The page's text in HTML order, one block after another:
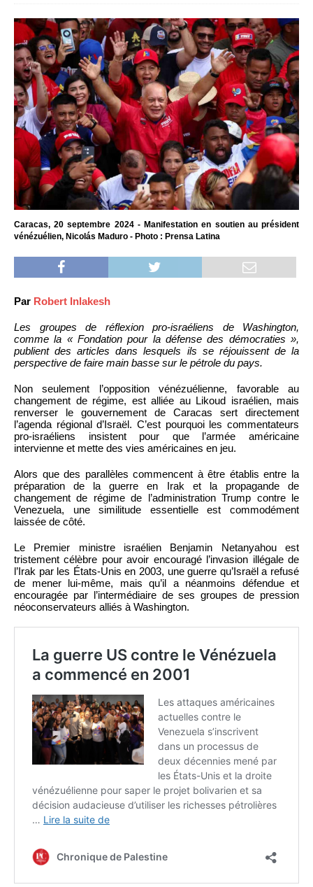
Caracas, 20 septembre 2024 - Manifestation en soutien au président
vénézuélien, Nicolás Maduro - Photo : Prensa Latina
Par Robert Inlakesh
Les groupes de réflexion pro-israéliens de Washington,
comme la « Fondation pour la défense des démocraties »,
publient des articles dans lesquels ils se réjouissent de la
perspective de faire main basse sur le pétrole du pays.
Non seulement l’opposition vénézuélienne, favorable au
changement de régime, est alliée au Likoud israélien, mais
renverser le gouvernement de Caracas sert directement
l’agenda régional d’Israël. C’est pourquoi les commentateurs
pro-israéliens insistent pour que l’armée américaine
intervienne et mette des vies américaines en jeu.
Alors que des parallèles commencent à être établis entre la
préparation de la guerre en Irak et la propagande de
changement de régime de l’administration Trump contre le
Venezuela, une similitude essentielle est commodément
laissée de côté.
Le Premier ministre israélien Benjamin Netanyahou est
tristement célèbre pour avoir encouragé l’invasion illégale de
l’Irak par les États-Unis en 2003, une guerre qu’Israël a refusé
de mener lui-même, mais qu’il a néanmoins défendue et
encouragée par l’intermédiaire de ses groupes de pression
néoconservateurs alliés à Washington.